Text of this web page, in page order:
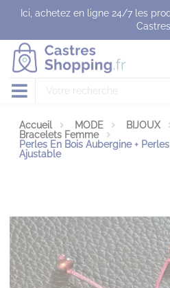
Ici, achetez en ligne 24/7 les
Castres
Accueil MODE BIJOUX
Bracelets Femme
Perles En Bois Aubergine +
Ajustable
Panneau de gestion des cookies